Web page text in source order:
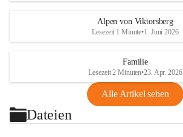
Alpen von Viktorsberg
Lesezeit 1 Minute•1. Juni 2026
Familie
Lesezeit 2 Minuten•23. Apr. 2026
Alle Artikel sehen
Dateien